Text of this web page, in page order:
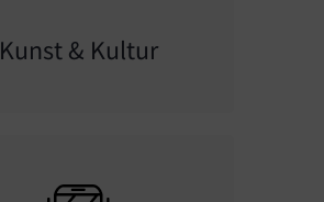
Kunst & Kultur